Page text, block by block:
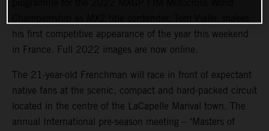
his first competitive appearance of the year this weekend
in France. Full 2022 images are now online.
The 21-year-old Frenchman will race in front of expectant
native fans at the scenic, compact and hard-packed circuit
located in the centre of the LaCapelle Marival town. The
annual International pre-season meeting – ‘Masters of